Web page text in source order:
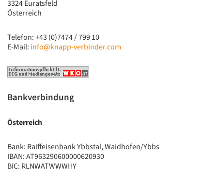
3324 Euratsfeld
Österreich
Telefon: +43 (0)7474 / 799 10
E-Mail: info@knapp-verbinder.com
Bankverbindung
Österreich
Bank: Raiffeisenbank Ybbstal, Waidhofen/Ybbs
IBAN: AT963290600000620930
BIC: RLNWATWWWHY